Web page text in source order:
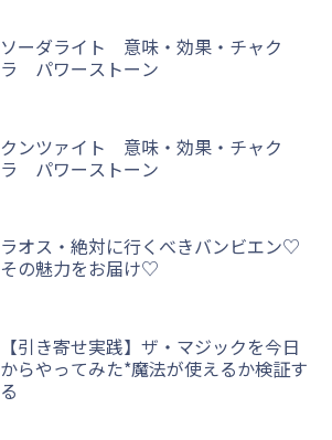
ソーダライト 意味・効果・チャク
ラ パワーストーン
クンツァイト 意味・効果・チャク
ラ パワーストーン
ラオス・絶対に行くべきバンビエン♡
その魅力をお届け♡
【引き寄せ実践】ザ・マジックを今日
からやってみた*魔法が使えるか検証す
る